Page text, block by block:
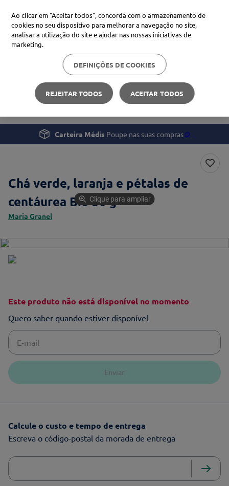
Procure no Marketplace Médis
Pesquisas mais comuns
xiaomi
4º cerave
Bem-estar
Nutrição
Chá verde, laranja e pétalas de centáurea Bio 50 g
Carteira Médis Poupe nas suas compras🪙
Chá verde, laranja e pétalas de
centáurea Bio 50 g
Maria Granel
Clique para ampliar
Este produto não está disponível no momento
Quero saber quando estiver disponível
Enviar
Calcule o custo e tempo de entrega
Escreva o código-postal da morada de entrega
Ao clicar em "Aceitar todos", concorda com o armazenamento de
cookies no seu dispositivo para melhorar a navegação no site,
analisar a utilização do site e ajudar nas nossas iniciativas de
marketing.
DEFINIÇÕES DE COOKIES
REJEITAR TODOS ACEITAR TODOS